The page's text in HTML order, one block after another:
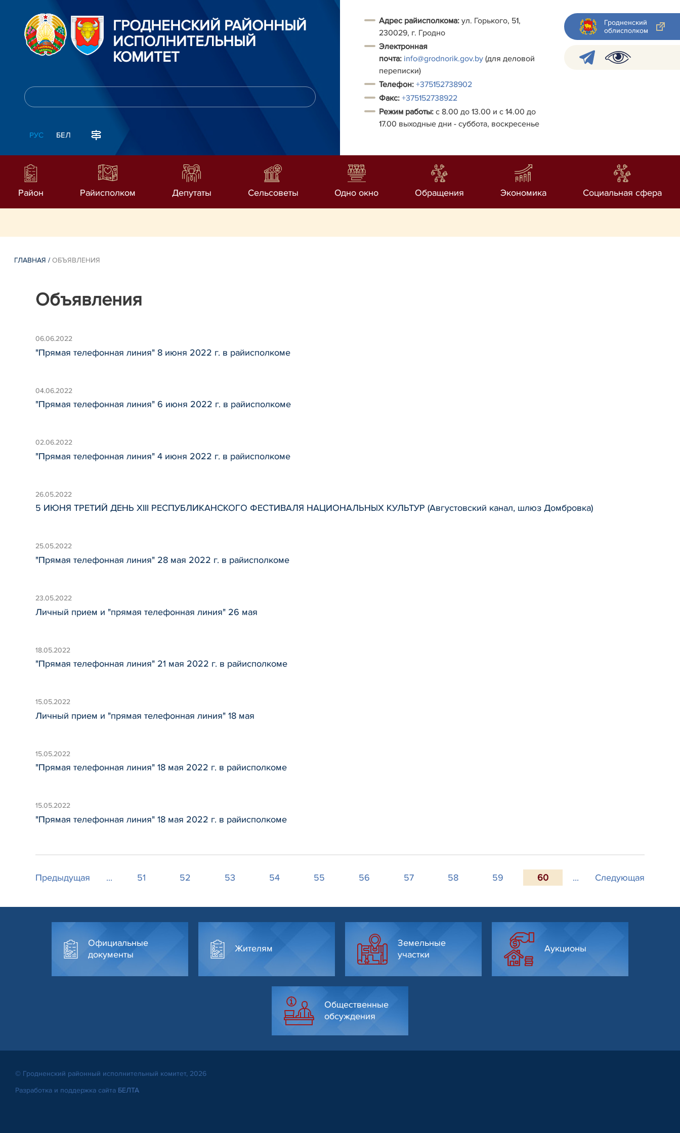
ГРОДНЕНСКИЙ РАЙОННЫЙ
ИСПОЛНИТЕЛЬНЫЙ
КОМИТЕТ
РУС БЕЛ
Адрес райисполкома: ул. Горького, 51,
230029, г. Гродно
Электронная
почта: info@grodnorik.gov.by (для деловой
переписки)
Телефон: +375152738902
Факс: +375152738922
Режим работы: с 8.00 до 13.00 и с 14.00 до
17.00 выходные дни - суббота, воскресенье
Гродненский
облисполком
Район Райисполком Депутаты Сельсоветы Одно окно Обращения Экономика Социальная сфера
ГЛАВНАЯ /ОБЪЯВЛЕНИЯ
Объявления
06.06.2022
"Прямая телефонная линия" 8 июня 2022 г. в райисполкоме
04.06.2022
"Прямая телефонная линия" 6 июня 2022 г. в райисполкоме
02.06.2022
"Прямая телефонная линия" 4 июня 2022 г. в райисполкоме
26.05.2022
5 ИЮНЯ ТРЕТИЙ ДЕНЬ XIII РЕСПУБЛИКАНСКОГО ФЕСТИВАЛЯ НАЦИОНАЛЬНЫХ КУЛЬТУР (Августовский канал, шлюз Домбровка)
25.05.2022
"Прямая телефонная линия" 28 мая 2022 г. в райисполкоме
23.05.2022
Личный прием и "прямая телефонная линия" 26 мая
18.05.2022
"Прямая телефонная линия" 21 мая 2022 г. в райисполкоме
15.05.2022
Личный прием и "прямая телефонная линия" 18 мая
15.05.2022
"Прямая телефонная линия" 18 мая 2022 г. в райисполкоме
15.05.2022
"Прямая телефонная линия" 18 мая 2022 г. в райисполкоме
Предыдущая ... 51 52 53 54 55 56 57 58 59 60 ... Следующая
Официальные
документы
Жителям
Земельные
участки
Аукционы
Общественные
обсуждения
© Гродненский районный исполнительный комитет, 2026
Разработка и поддержка сайта БЕЛТА